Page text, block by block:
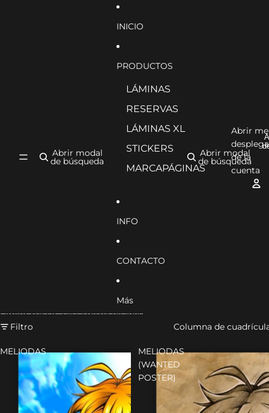
Abrir modal
de búsqueda
INICIO
PRODUCTOS
LÁMINAS
RESERVAS
LÁMINAS XL
STICKERS
MARCAPÁGINAS
INFO
CONTACTO
Más
Abrir modal
de búsqueda
Abrir
de la
cuenta
Omitir para ir a lista de resultados
Filtro
Columna de
MELIODAS
MELIODAS
(WANTED
POSTER)